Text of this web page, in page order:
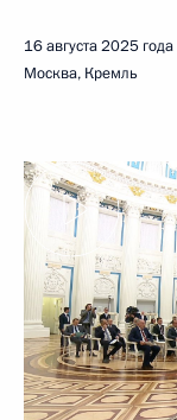
16 августа 2025 года
Москва, Кремль